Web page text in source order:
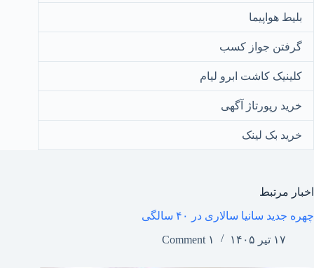
بلیط هواپیما
گرفتن جواز کسب
کلینیک کاشت ابرو لیام
خرید رپورتاژ آگهی
خرید بک لینک
اخبار مرتبط
چهره جدید سانیا سالاری در ۴۰ سالگی
۱۷ تیر ۱۴۰۵
۱ Comment